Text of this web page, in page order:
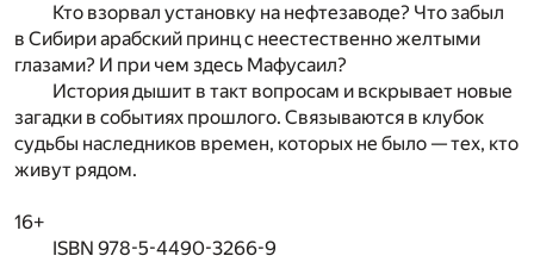
Кто взорвал установку на нефтезаводе? Что забыл
в Сибири арабский принц с неестественно желтыми
глазами? И при чем здесь Мафусаил?
История дышит в такт вопросам и вскрывает новые
загадки в событиях прошлого. Связываются в клубок
судьбы наследников времен, которых не было — тех, кто
живут рядом.
16+
ISBN 978-5-4490-3266-9